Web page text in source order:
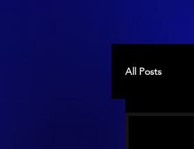
All Posts